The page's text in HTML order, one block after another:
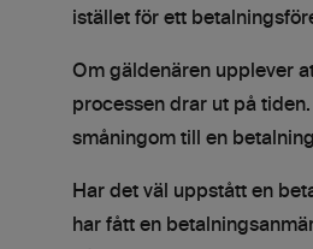
istället för ett
Om gäldenären upplever
processen drar ut på
småningom till en
Har det väl uppstått en
har fått en